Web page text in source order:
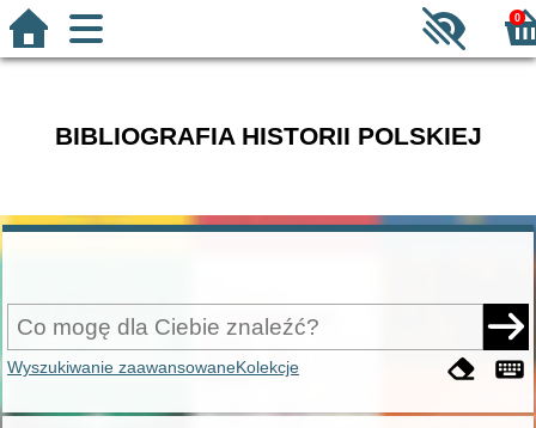
0
BIBLIOGRAFIA HISTORII POLSKIEJ
Wyszukiwanie zaawansowaneKolekcje